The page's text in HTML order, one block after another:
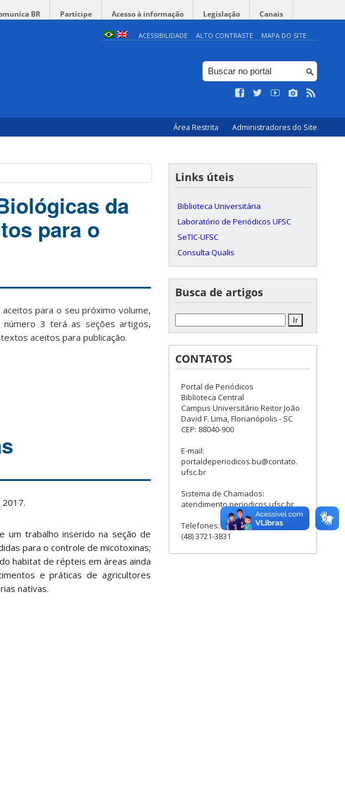
BR Participe Acesso à informação Legislação Canais
ACESSIBILIDADE ALTO CONTRASTE MAPA DO SITE
Área Restrita Administradores do Site
da
para o
para o seu próximo volume,
3 terá as seções artigos,
aceitos para publicação.
um trabalho inserido na seção de
para o controle de micotoxinas;
habitat de répteis em áreas ainda
e práticas de agricultores
nativas.
Links úteis
Biblioteca Universitária
Laboratório de Periódicos UFSC
SeTIC-UFSC
Consulta Qualis
Busca de artigos
CONTATOS
Portal de Periódicos
Biblioteca Central
Campus Universitário Reitor João
David F. Lima, Florianópolis - SC
CEP: 88040-900
E-mail:
portaldeperiodicos.bu@contato.
ufsc.br
Sistema de Chamados:
atendimento.periodicos.ufsc.br
Telefones:
(48) 3721-3831